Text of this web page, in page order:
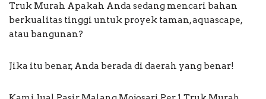
Truk Murah Apakah Anda sedang mencari bahan
berkualitas tinggi untuk proyek taman, aquascape,
atau bangunan?
Jika itu benar, Anda berada di daerah yang benar!